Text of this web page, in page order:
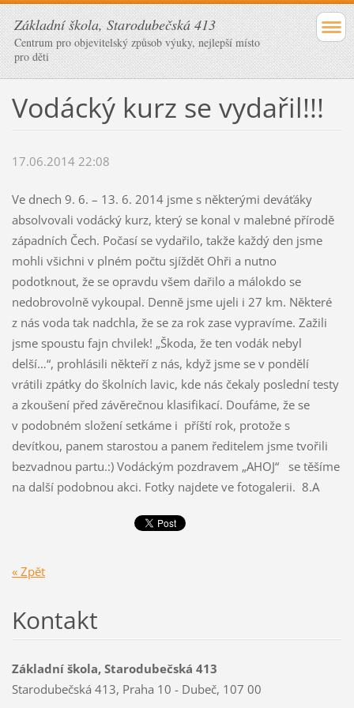
Základní škola, Starodubečská 413
Centrum pro objevitelský způsob výuky, nejlepší místo
pro děti
Vodácký kurz se vydařil!!!
17.06.2014 22:08
Ve dnech 9. 6. – 13. 6. 2014 jsme s některými deváťáky
absolvovali vodácký kurz, který se konal v malebné přírodě
západních Čech. Počasí se vydařilo, takže každý den jsme
mohli všichni v plném počtu sjíždět Ohři a nutno
podotknout, že se opravdu všem dařilo a málokdo se
nedobrovolně vykoupal. Denně jsme ujeli i 27 km. Některé
z nás voda tak nadchla, že se za rok zase vypravíme. Zažili
jsme spoustu fajn chvilek! „Škoda, že ten vodák nebyl
delší…“, prohlásili někteří z nás, když jsme se v pondělí
vrátili zpátky do školních lavic, kde nás čekaly poslední testy
a zkoušení před závěrečnou klasifikací. Doufáme, že se
v podobném složení setkáme i příští rok, protože s
devítkou, panem starostou a panem ředitelem jsme tvořili
bezvadnou partu.:) Vodáckým pozdravem „AHOJ“ se těšíme
na další podobnou akci. Fotky najdete ve fotogalerii. 8.A
« Zpět
Kontakt
Základní škola, Starodubečská 413
Starodubečská 413, Praha 10 - Dubeč, 107 00